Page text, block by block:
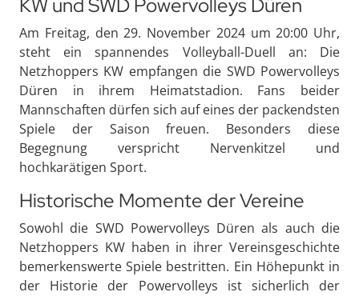
Am Freitag, den 29. November 2024 um 20:00 Uhr,
steht ein spannendes Volleyball-Duell an: Die
Netzhoppers KW empfangen die SWD Powervolleys
Düren in ihrem Heimatstadion. Fans beider
Mannschaften dürfen sich auf eines der packendsten
Spiele der Saison freuen. Besonders diese
Begegnung verspricht Nervenkitzel und
hochkarätigen Sport.
Historische Momente der Vereine
Sowohl die SWD Powervolleys Düren als auch die
Netzhoppers KW haben in ihrer Vereinsgeschichte
bemerkenswerte Spiele bestritten. Ein Höhepunkt in
der Historie der Powervolleys ist sicherlich der